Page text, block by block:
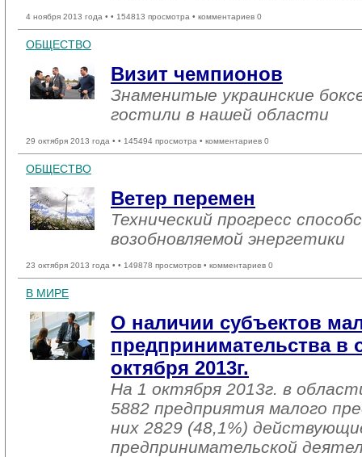
4 ноября 2013 года • • 154813 просмотра • комментариев 0
ОБЩЕСТВО
Визит чемпионов
Знаменитые украинские
гостили в нашей области
29 октября 2013 года • • 145494 просмотра • комментариев 0
ОБЩЕСТВО
Ветер перемен
Технический прогресс
возобновляемой энергетики
23 октября 2013 года • • 149878 просмотров • комментариев 0
В МИРЕ
О наличии субъектов
предпринимательства в
октября 2013г.
На 1 октября 2013г. в
5882 предприятия малого
них 2829 (48,1%)
предпринимательской